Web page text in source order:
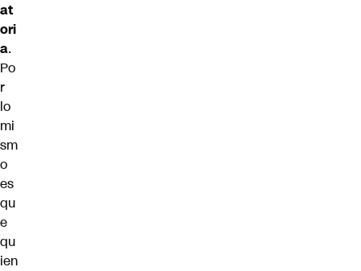
at
ori
a.
Po
r
lo
mi
sm
o
es
qu
e
qu
ien